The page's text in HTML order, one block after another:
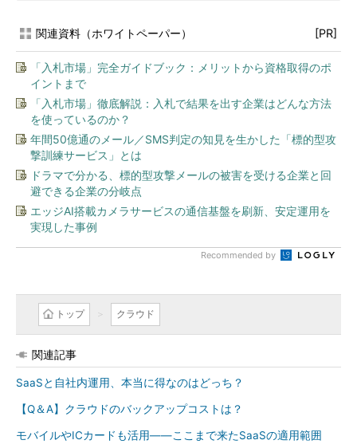
関連資料（ホワイトペーパー） [PR]
「入札市場」完全ガイドブック：メリットから資格取得のポ
イントまで
「入札市場」徹底解説：入札で結果を出す企業はどんな方法
を使っているのか？
年間50億通のメール／SMS判定の知見を生かした「標的型攻
撃訓練サービス」とは
ドラマで分かる、標的型攻撃メールの被害を受ける企業と回
避できる企業の分岐点
エッジAI搭載カメラサービスの通信基盤を刷新、安定運用を
実現した事例
Recommended by
トップ クラウド
関連記事
SaaSと自社内運用、本当に得なのはどっち？
【Q＆A】クラウドのバックアップコストは？
モバイルやICカードも活用――ここまで来たSaaSの適用範囲